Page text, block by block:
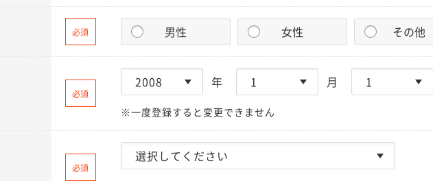
必須 男性 女性 その他
必須
年 月
※一度登録すると変更できません
必須